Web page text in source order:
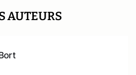
AUTEURS